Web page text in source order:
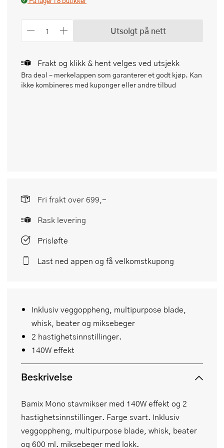
Utsolgt på nett
Frakt og klikk & hent velges ved utsjekk
Bra deal – merkelappen som garanterer et godt kjøp. Kan
ikke kombineres med kuponger eller andre tilbud
Inklusiv veggoppheng, multipurpose blade,
whisk, beater og miksebeger
2 hastighetsinnstillinger.
140W effekt
Beskrivelse
Bamix Mono stavmikser med 140W effekt og 2
hastighetsinnstillinger. Farge svart. Inklusiv
veggoppheng, multipurpose blade, whisk, beater
og 600 ml. miksebeger med lokk.
Fri frakt over 699,-
Rask levering
Prisløfte
Last ned appen og få velkomstkupong